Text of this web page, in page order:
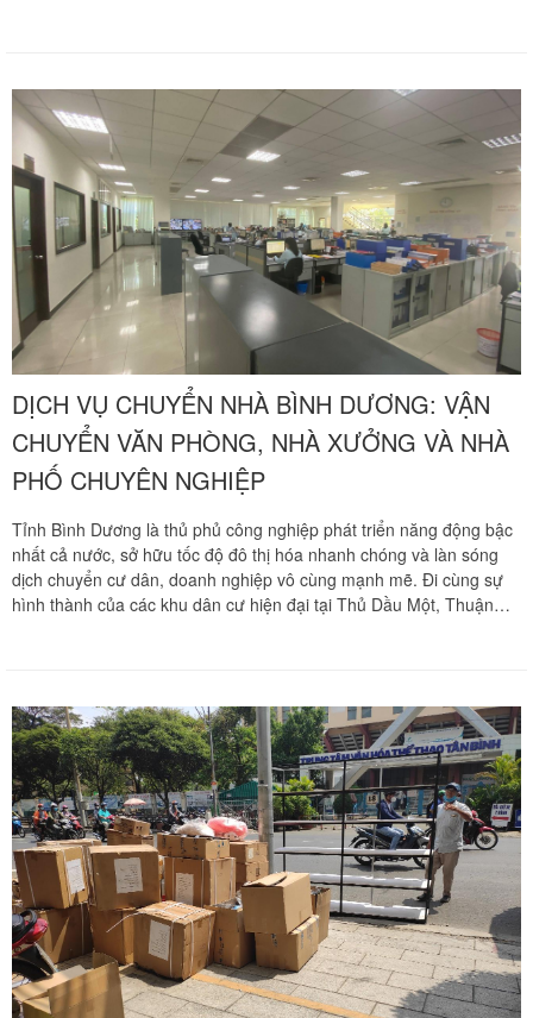
quãng đường trường dài từ 30 km đến hơn 50 km từ vùng ngoại
biên vào nội đô hoặc ngược lại luôn đi kèm những thách thức khắc
nghiệt. Việc tự mình đóng gói, khuân vác các món nội thất cồng
kềnh suốt nhiều ngày liền không chỉ gây kiệt sức mà còn tiềm ẩn
rủi ro hư hại tài sản rất lớn. Chuyển nhà Khôi Nguyên mang đến
giải pháp chuyển nhà trọn gói chuyên nghiệp tại Củ Chi, cam kết
giúp gia đình bạn tiết kiệm tối đa thời gian, công sức và an tâm ổn
định tổ ấm mới ngay trong ngày. Quý khách hàng cần khảo sát địa
hình thực tế và nhận báo giá ưu đãi tốt nhất hãy gọi ngay hotline
hỗ trợ liên tục 24 trên 7 qua số 0913 371 378 hoặc 0972 366 628
để nhận phản hồi siêu tốc từ đội ngũ Khôi Nguyên.
DỊCH VỤ CHUYỂN NHÀ BÌNH DƯƠNG: VẬN
CHUYỂN VĂN PHÒNG, NHÀ XƯỞNG VÀ NHÀ
PHỐ CHUYÊN NGHIỆP
Tỉnh Bình Dương là thủ phủ công nghiệp phát triển năng động bậc
nhất cả nước, sở hữu tốc độ đô thị hóa nhanh chóng và làn sóng
dịch chuyển cư dân, doanh nghiệp vô cùng mạnh mẽ. Đi cùng sự
hình thành của các khu dân cư hiện đại tại Thủ Dầu Một, Thuận
dời không gian sống của các hộ gia đình, chuyển dịch văn phòng
làm việc của doanh nghiệp hay luân chuyển máy móc nhà xưởng
giữa Bình Dương và các tỉnh lân cận luôn đặt ra những bài toán
hóc búa về an toàn kỹ thuật, thời gian thi công và năng lực vận tải
chuyên dụng. Để giúp quý khách hàng giải quyết triệt để rào cản
này và nhanh chóng ổn định hoạt động kinh doanh, sản xuất, tổ ấm
mới, Chuyển nhà Khôi Nguyên mang đến giải pháp vận chuyển
trọn gói chuyên nghiệp tại Bình Dương, cam kết bảo vệ vẹn toàn tài
sản của gia đình và doanh nghiệp bạn từ những chi tiết nhỏ nhất.
Quý khách hàng cần khảo sát địa hình thực tế và nhận báo giá ưu
đãi hãy gọi ngay hotline hỗ trợ hoạt động liên tục 24 trên 7 qua số
0913 371 378 hoặc 0972 366 628 để nhận phản hồi siêu tốc từ đội
ngũ Khôi Nguyên.